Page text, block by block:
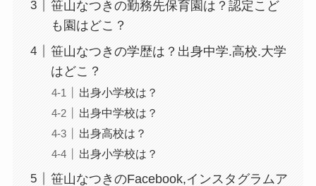
笹山なつきの勤務先保育園は？認定こど
も園はどこ？
笹山なつきの学歴は？出身中学.高校.大学
はどこ？
出身小学校は？
出身中学校は？
出身高校は？
出身小学校は？
笹山なつきのFacebook,インスタグラムア